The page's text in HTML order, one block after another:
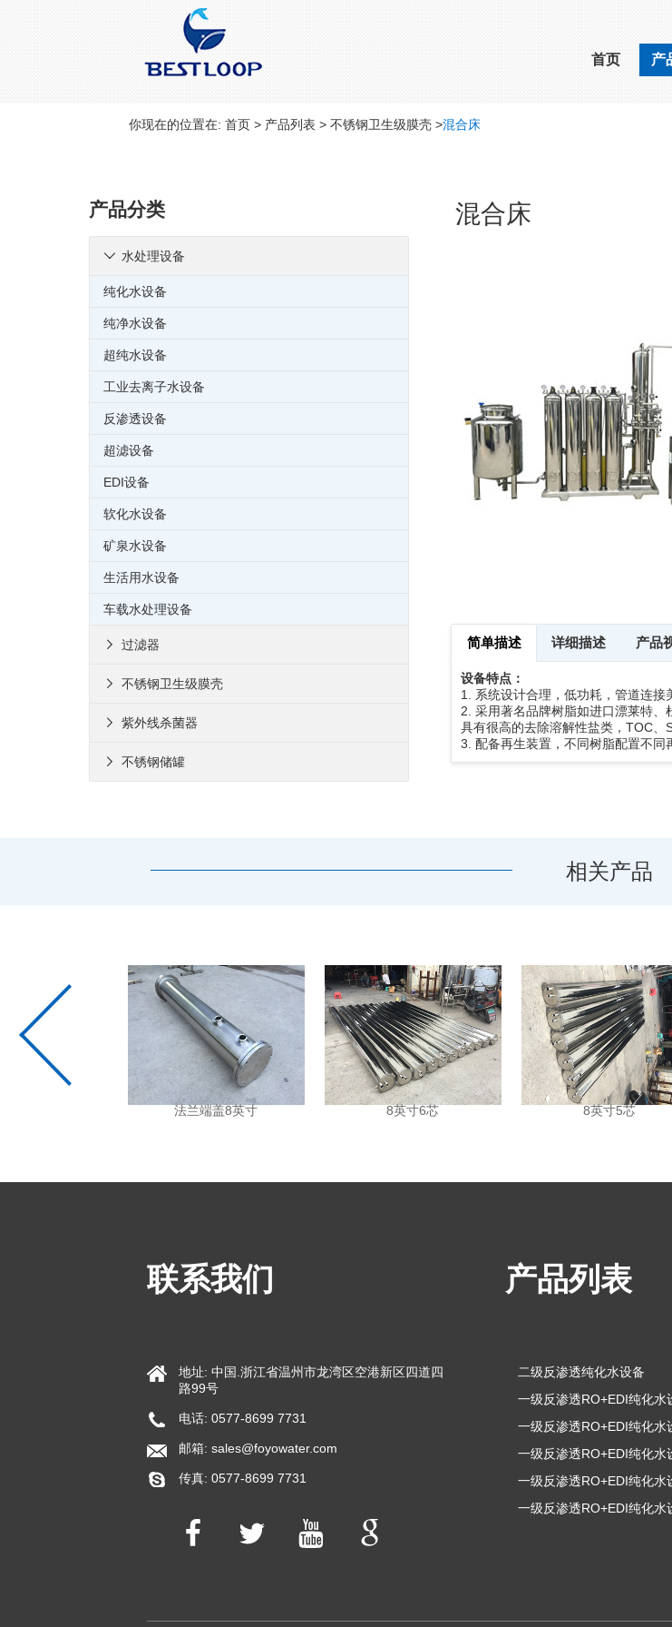
首页 产
你现在的位置在: 首页 > 产品列表 > 不锈钢卫生级膜壳 >混合床
混合床
产品分类
水处理设备

纯化水设备
纯净水设备
超纯水设备
工业去离子水设备
反渗透设备
超滤设备
EDI设备
软化水设备
矿泉水设备
生活用水设备
车载水处理设备
过滤器

不锈钢卫生级膜壳

紫外线杀菌器

不锈钢储罐

简单描述 详细描述 产品
设备特点：
1. 系统设计合理，低功耗，管道连接
2. 采用著名品牌树脂如进口漂莱特
具有很高的去除溶解性盐类，TOC、
3. 配备再生装置，不同树脂配置不同
相关产品
法兰端盖8英寸 8英寸6芯 8英寸5芯
阴阳离子交换设备
联系我们
地址: 中国.浙江省温州市龙湾区空港新区四道四
路99号
电话: 0577-8699 7731
邮箱: sales@foyowater.com
传真: 0577-8699 7731
产品列表
二级反渗透纯化水设备
一级反渗透RO+EDI纯化水
一级反渗透RO+EDI纯化水
一级反渗透RO+EDI纯化水
一级反渗透RO+EDI纯化水
一级反渗透RO+EDI纯化水